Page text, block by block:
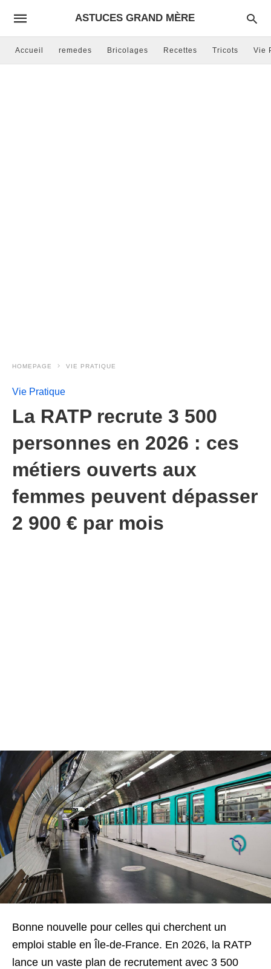
ASTUCES GRAND MÈRE
Accueil remedes Bricolages Recettes Tricots Vie
HOMEPAGE VIE PRATIQUE
Vie Pratique
La RATP recrute 3 500
personnes en 2026 : ces
métiers ouverts aux
femmes peuvent dépasser
2 900 € par mois
Bonne nouvelle pour celles qui cherchent un
emploi stable en Île-de-France. En 2026, la RATP
lance un vaste plan de recrutement avec 3 500